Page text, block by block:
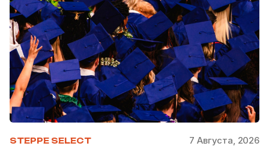
STEPPE SELECT 7 Августа, 2026